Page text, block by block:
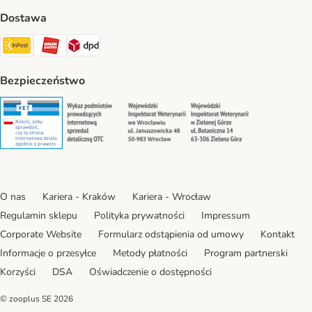
Dostawa
Paczkomat® Shipping Method
ORLEN Paczka Shipping Method
DPD Shipping Method
Bezpieczeństwo
Security Security Security
O nas Kariera - Kraków
Kariera - Wrocław
Regulamin sklepu
Polityka prywatności
Impressum
Corporate Website
Formularz odstąpienia od umowy
Kontakt
Informacje o przesyłce
Metody płatności
Program partnerski
Korzyści
DSA Oświadczenie o dostępności
© zooplus SE 2026